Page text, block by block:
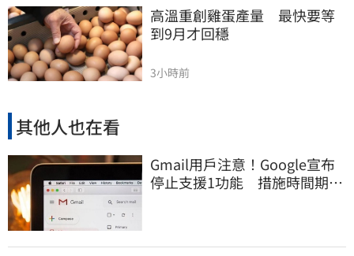
高溫重創雞蛋產量　最快要等
到9月才回穩
3小時前
其他人也在看
Gmail用戶注意！Google宣布
停止支援1功能 措施時間期限